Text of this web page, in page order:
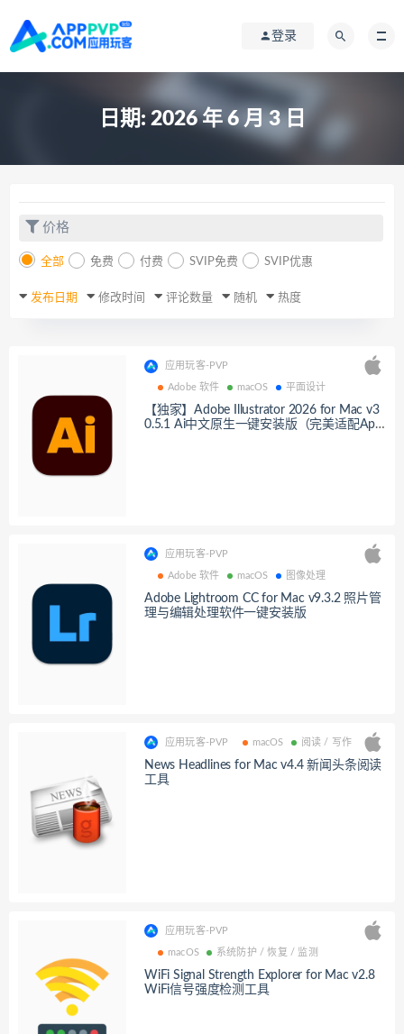
登录
日期: 2026 年 6 月 3 日
价格
全部 免费 付费 SVIP免费 SVIP优惠
发布日期 修改时间 评论数量 随机 热度
应用玩客-PVP
Adobe 软件 macOS 平面设计
【独家】Adobe Illustrator 2026 for Mac v3
0.5.1 Ai中文原生一键安装版（完美适配Appl
应用玩客-PVP
Adobe 软件 macOS 图像处理
Adobe Lightroom CC for Mac v9.3.2 照片管
理与编辑处理软件一键安装版
应用玩客-PVP macOS 阅读 / 写作
News Headlines for Mac v4.4 新闻头条阅读
工具
应用玩客-PVP
macOS 系统防护 / 恢复 / 监测
WiFi Signal Strength Explorer for Mac v2.8
WiFi信号强度检测工具